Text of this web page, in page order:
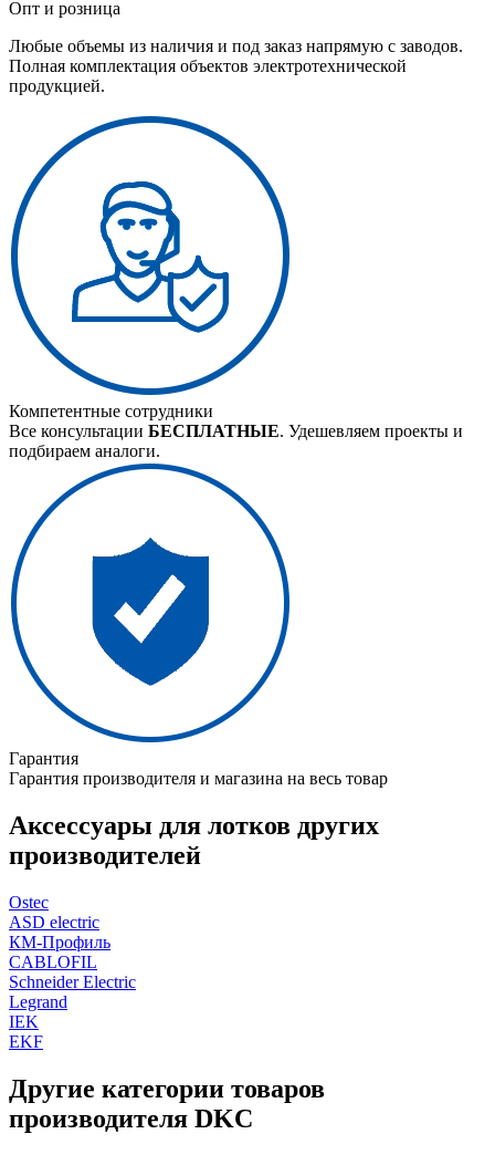
Опт и розница
Любые объемы из наличия и под заказ напрямую с заводов.
Полная комплектация объектов электротехнической
продукцией.
Компетентные сотрудники
Все консультации БЕСПЛАТНЫЕ. Удешевляем проекты и
подбираем аналоги.
Гарантия
Гарантия производителя и магазина на весь товар
Аксессуары для лотков других
производителей
Ostec
ASD electric
КМ-Профиль
CABLOFIL
Schneider Electric
Legrand
IEK
EKF
Другие категории товаров
производителя DKC